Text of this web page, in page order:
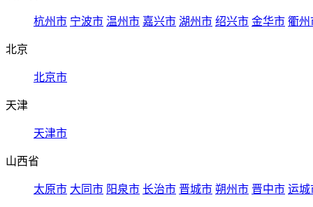
杭州市 宁波市 温州市 嘉兴市 湖州市 绍兴市 金华市 衢州
北京
北京市
天津
天津市
山西省
太原市 大同市 阳泉市 长治市 晋城市 朔州市 晋中市 运城